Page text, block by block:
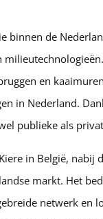
binnen de
en
in Nederland.
publieke als
in België,
markt. Het
netwerk en